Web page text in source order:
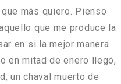
más quiero. Pienso
que me produce la
en si la mejor manera
en mitad de enero llegó,
un chaval muerto de